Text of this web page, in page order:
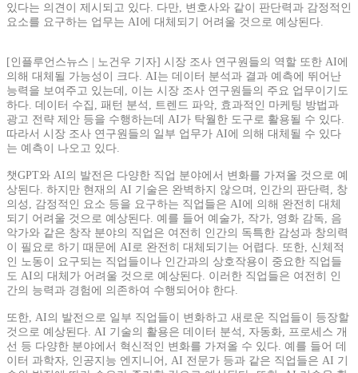
있다는 의견이 제시되고 있다. 다만, 변호사와 같이 판단력과 감정적인
요소를 요구하는 업무는 AI에 대체되기 어려울 것으로 예상된다.
[인플루언스뉴스 | 노건우 기자] 시장 조사 연구원들의 역할 또한 AI에
의해 대체될 가능성이 크다. AI는 데이터 분석과 결과 예측에 뛰어난
능력을 보여주고 있는데, 이는 시장 조사 연구원들의 주요 업무이기도
하다. 데이터 수집, 패턴 분석, 트렌드 파악, 효과적인 마케팅 방법과
광고 전략 제안 등을 수행하는데 AI가 탁월한 도구로 활용될 수 있다.
따라서 시장 조사 연구원들의 일부 업무가 AI에 의해 대체될 수 있다
는 예측이 나오고 있다.
챗GPT와 AI의 발전은 다양한 직업 분야에서 변화를 가져올 것으로 예
상된다. 하지만 현재의 AI 기술은 완벽하지 않으며, 인간의 판단력, 창
의성, 감정적인 요소 등을 요구하는 직업들은 AI에 의해 완전히 대체
되기 어려울 것으로 예상된다. 예를 들어 예술가, 작가, 영화 감독, 음
악가와 같은 창작 분야의 직업은 여전히 인간의 독특한 감성과 창의력
이 필요로 하기 때문에 AI로 완전히 대체되기는 어렵다. 또한, 신체적
인 노동이 요구되는 직업들이나 인간과의 상호작용이 중요한 직업들
도 AI의 대체가 어려울 것으로 예상된다. 이러한 직업들은 여전히 인
간의 능력과 경험에 의존하여 수행되어야 한다.
또한, AI의 발전으로 일부 직업들이 변화하고 새로운 직업들이 등장할
것으로 예상된다. AI 기술의 활용은 데이터 분석, 자동화, 프로세스 개
선 등 다양한 분야에서 혁신적인 변화를 가져올 수 있다. 예를 들어 데
이터 과학자, 인공지능 엔지니어, AI 전문가 등과 같은 직업들은 AI 기